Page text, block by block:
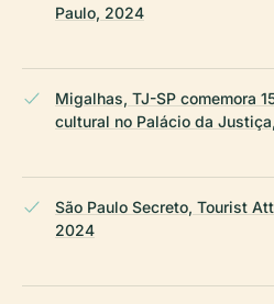
Paulo, 2024
Migalhas, TJ-SP comemora
cultural no Palácio da
São Paulo Secreto, Tourist
2024